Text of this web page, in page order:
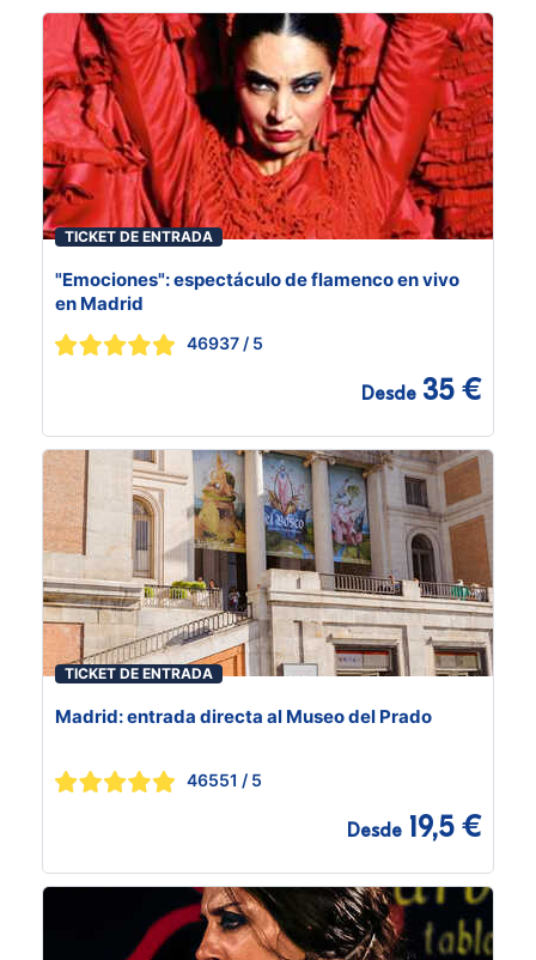
TICKET DE ENTRADA
"Emociones": espectáculo de flamenco en vivo
en Madrid
46937 / 5
Desde 35 €
TICKET DE ENTRADA
Madrid: entrada directa al Museo del Prado
46551 / 5
Desde 19,5 €